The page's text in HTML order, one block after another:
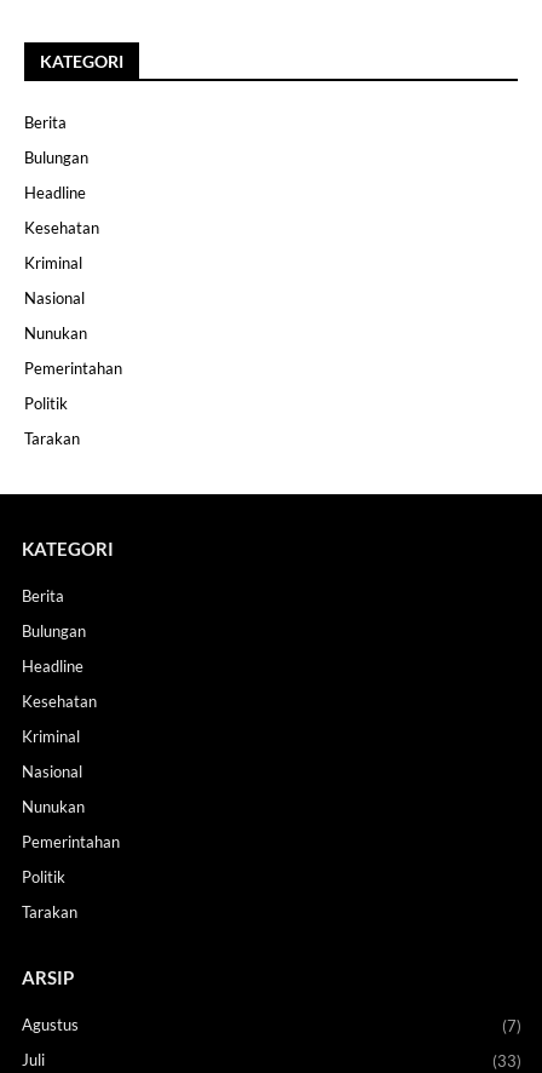
KATEGORI
Berita
Bulungan
Headline
Kesehatan
Kriminal
Nasional
Nunukan
Pemerintahan
Politik
Tarakan
KATEGORI
Berita
Bulungan
Headline
Kesehatan
Kriminal
Nasional
Nunukan
Pemerintahan
Politik
Tarakan
ARSIP
Agustus
(7)
Juli
(33)